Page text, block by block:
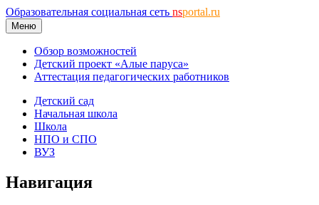
Образовательная социальная сеть nsportal.ru
Меню
Обзор возможностей
Детский проект «Алые паруса»
Аттестация педагогических работников
Детский сад
Начальная школа
Школа
НПО и СПО
ВУЗ
Навигация